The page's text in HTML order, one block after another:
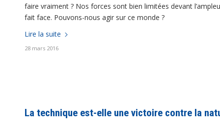
faire vraiment ? Nos forces sont bien limitées devant
fait face. Pouvons-nous agir sur ce monde ?
Lire la suite
28 mars 2016
La technique est-elle une victoire contre la